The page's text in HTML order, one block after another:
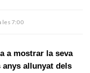
les 7:00
a mostrar la seva
anys allunyat dels